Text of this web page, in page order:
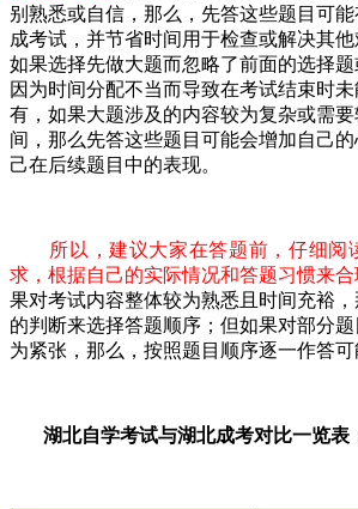
别熟悉或自信，那么，先答这些题目可
成考试，并节省时间用于检查或解决其他
如果选择先做大题而忽略了前面的选择
因为时间分配不当而导致在考试结束时
有，如果大题涉及的内容较为复杂或需
间，那么先答这些题目可能会增加自己
己在后续题目中的表现。
所以，建议大家在答题前，仔细阅
求，根据自己的实际情况和答题习惯来合
果对考试内容整体较为熟悉且时间充裕
的判断来选择答题顺序；但如果对部分
为紧张，那么，按照题目顺序逐一作答可
湖北自学考试与湖北成考对比一览表